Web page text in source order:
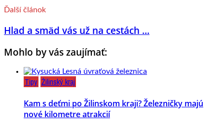
Ďalší článok
Hlad a smäd vás už na cestách ...
Mohlo by vás zaujímať:
Tipy Žilinský kraj
Kam s deťmi po Žilinskom kraji? Železničky majú
nové kilometre atrakcií